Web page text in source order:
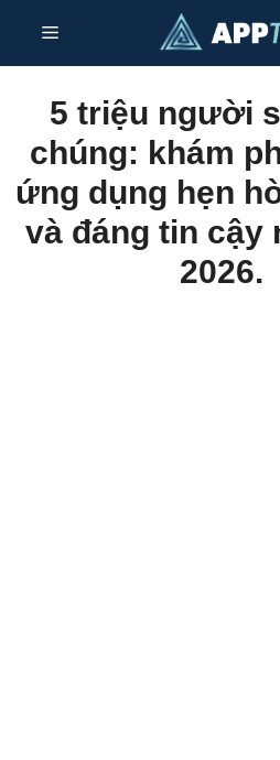
nội
Thực
đơn
5 triệu người
chúng: khám
ứng dụng hẹn
và đáng tin cậy
2026.